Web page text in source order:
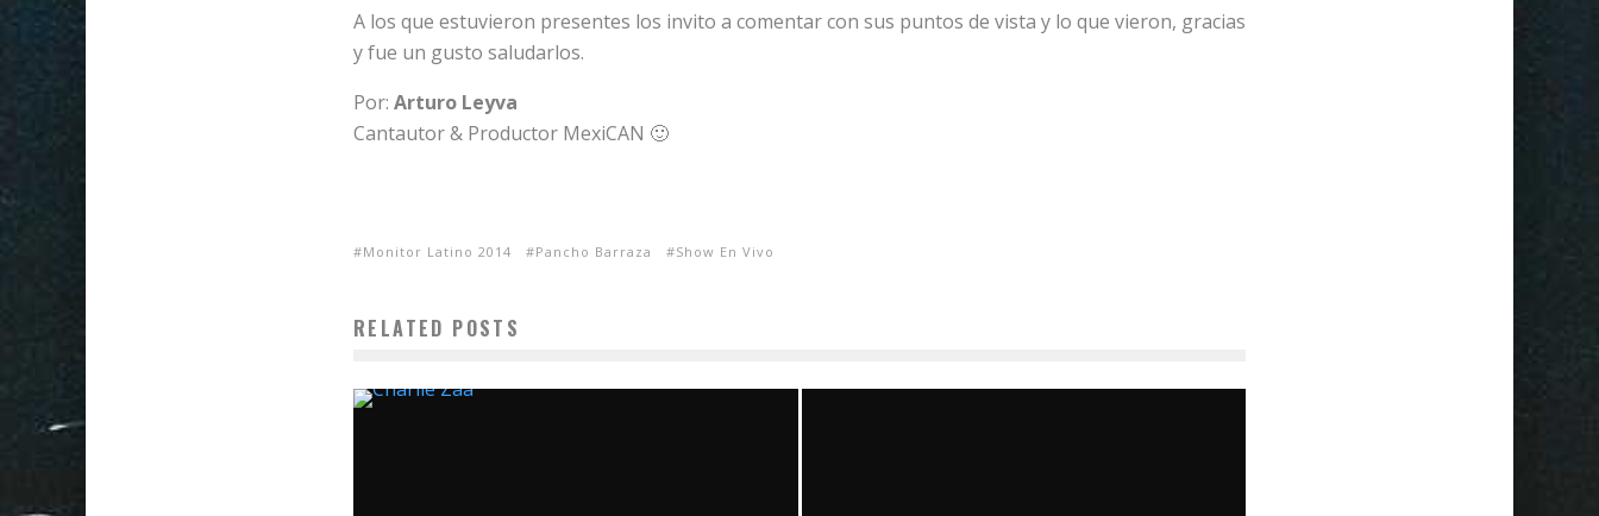
A los que estuvieron presentes los invito a comentar con sus puntos de vista y lo que vieron, gracias
y fue un gusto saludarlos.
Por: Arturo Leyva
Cantautor & Productor MexiCAN 🙂
Monitor Latino 2014 Pancho Barraza Show En Vivo
RELATED POSTS